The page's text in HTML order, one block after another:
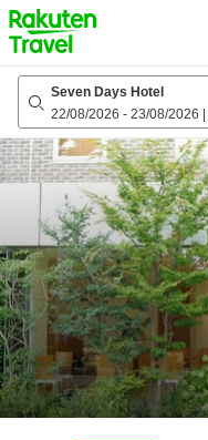
to
top
page
Seven Days Hotel
22/08/2026 - 23/08/2026